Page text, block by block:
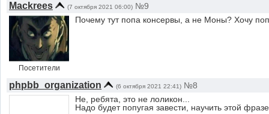
Mackrees (7 октября 2021 06:00) №9
Посетители
Почему тут попа консервы, а не Моны? Хочу
phpbb_organization (6 октября 2021 22:41) №8
Не, ребята, это не лоликон...
Надо будет попугая завести, научить этой